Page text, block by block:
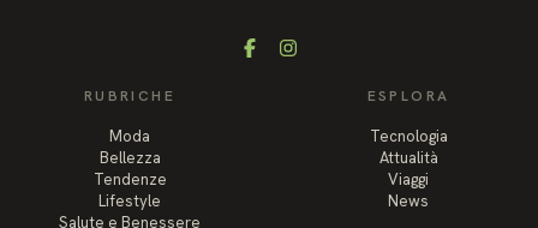
FacebookInstagram
RUBRICHE
Moda
Bellezza
Tendenze
Lifestyle
Salute e Benessere
ESPLORA
Tecnologia
Attualità
Viaggi
News